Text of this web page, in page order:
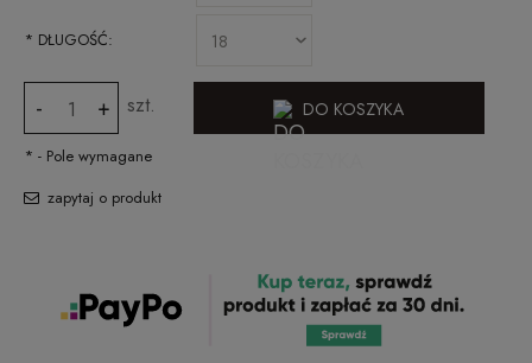
* DŁUGOŚĆ:
- + szt. DO KOSZYKA
* - Pole wymagane
zapytaj o produkt